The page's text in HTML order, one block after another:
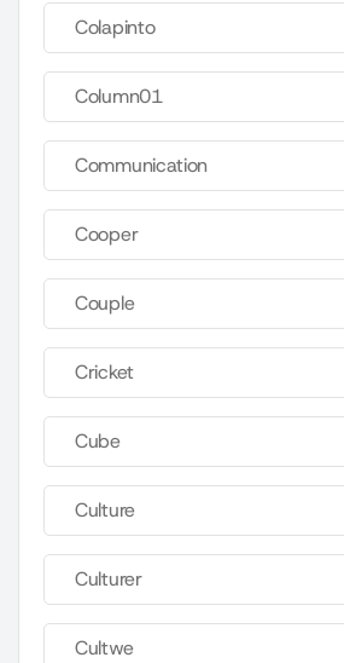
Colapinto
Column01
Communication
Cooper
Couple
Cricket
Cube
Culture
Culturer
Cultwe